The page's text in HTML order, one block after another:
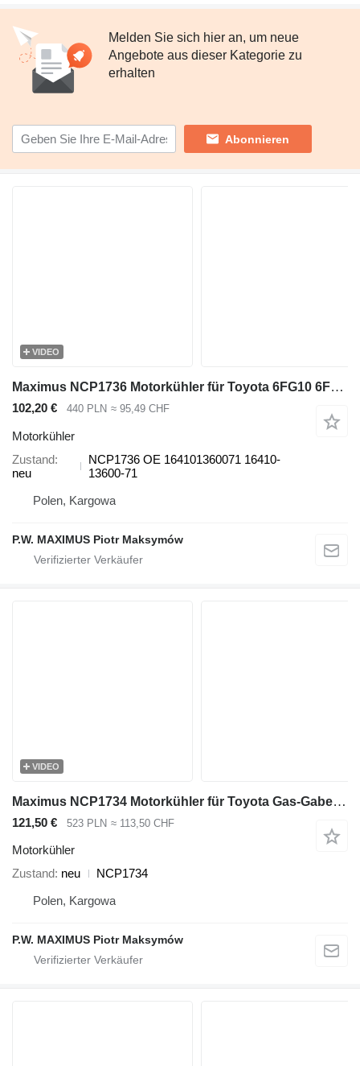
Melden Sie sich hier an, um neue
Angebote aus dieser Kategorie zu
erhalten
Abonnieren
VIDEO
Maximus NCP1736 Motorkühler für Toyota 6FG10 6FG14 6FG15 6FG18 6FD10 6FD14 6FD15 6FD18 Gas-Gabelstapler
102,20 € 440 PLN ≈ 95,49 CHF
Motorkühler
Zustand
neu
NCP1736 OE 164101360071 16410-
13600-71
Polen, Kargowa
P.W. MAXIMUS Piotr Maksymów
VIDEO
Maximus NCP1734 Motorkühler für Toyota Gas-Gabelstapler
121,50 € 523 PLN ≈ 113,50 CHF
Motorkühler
Zustand neu
NCP1734
Polen, Kargowa
P.W. MAXIMUS Piotr Maksymów